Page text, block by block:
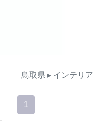
鳥取県 ▸ インテリア
1